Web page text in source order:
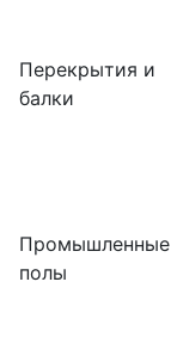
Перекрытия и
балки
Промышленные
полы